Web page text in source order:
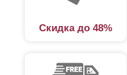
Скидка до 48%